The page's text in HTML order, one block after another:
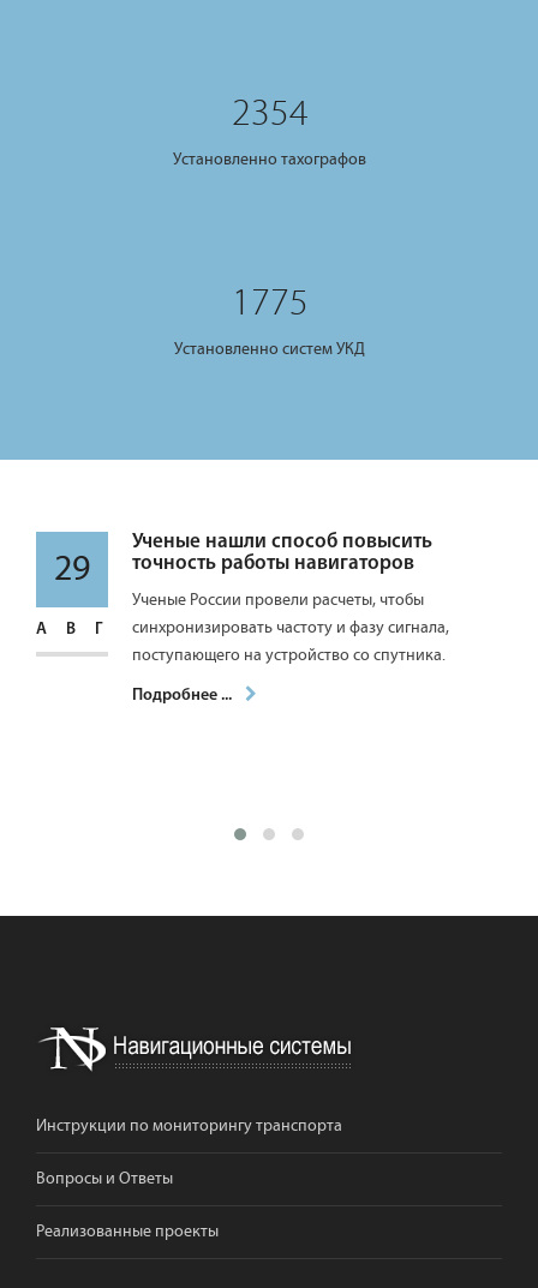
2354
Установленно тахографов
1775
Установленно систем УКД
29
АВГ
Ученые нашли способ повысить
точность работы навигаторов
Ученые России провели расчеты, чтобы
синхронизировать частоту и фазу сигнала,
поступающего на устройство со спутника.
Подробнее ...
Инструкции по мониторингу транспорта
Вопросы и Ответы
Реализованные проекты